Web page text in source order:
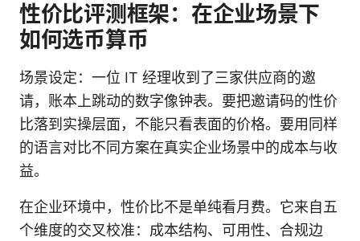
性价比评测框架：在企业场景下
如何选币算币
场景设定：一位 IT 经理收到了三家供应商的邀
请，账本上跳动的数字像钟表。要把邀请码的性价
比落到实操层面，不能只看表面的价格。要用同样
的语言对比不同方案在真实企业场景中的成本与收
益。
在企业环境中，性价比不是单纯看月费。它来自五
个维度的交叉校准：成本结构、可用性、合规边